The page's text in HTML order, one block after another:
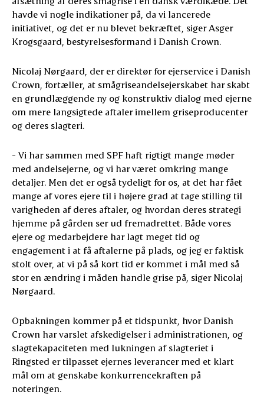
havde vi nogle indikationer på, da vi lancerede
initiativet, og det er nu blevet bekræftet, siger Asger
Krogsgaard, bestyrelsesformand i Danish Crown.
Nicolaj Nørgaard, der er direktør for ejerservice i Danish
Crown, fortæller, at smågriseandelsejerskabet har skabt
en grundlæggende ny og konstruktiv dialog med ejerne
om mere langsigtede aftaler imellem griseproducenter
og deres slagteri.
- Vi har sammen med SPF haft rigtigt mange møder
med andelsejerne, og vi har været omkring mange
detaljer. Men det er også tydeligt for os, at det har fået
mange af vores ejere til i højere grad at tage stilling til
varigheden af deres aftaler, og hvordan deres strategi
hjemme på gården ser ud fremadrettet. Både vores
ejere og medarbejdere har lagt meget tid og
engagement i at få aftalerne på plads, og jeg er faktisk
stolt over, at vi på så kort tid er kommet i mål med så
stor en ændring i måden handle grise på, siger Nicolaj
Nørgaard.
Opbakningen kommer på et tidspunkt, hvor Danish
Crown har varslet afskedigelser i administrationen, og
slagtekapaciteten med lukningen af slagteriet i
Ringsted er tilpasset ejernes leverancer med et klart
mål om at genskabe konkurrencekraften på
noteringen.